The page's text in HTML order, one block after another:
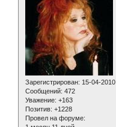
Зарегистрирован: 15-04-2010
Сообщений: 472
Уважение: +163
Позитив: +1228
Провел на форуме: